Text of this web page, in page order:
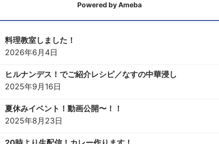
Powered by Ameba
料理教室しました！
2026年6月4日
ヒルナンデス！でご紹介レシピ／なすの中華浸し
2025年9月16日
夏休みイベント！動画公開〜！！
2025年8月23日